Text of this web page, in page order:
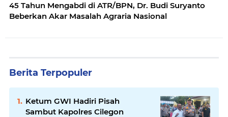
45 Tahun Mengabdi di ATR/BPN, Dr. Budi Suryanto
Beberkan Akar Masalah Agraria Nasional
Berita Terpopuler
Ketum GWI Hadiri Pisah
Sambut Kapolres Cilegon